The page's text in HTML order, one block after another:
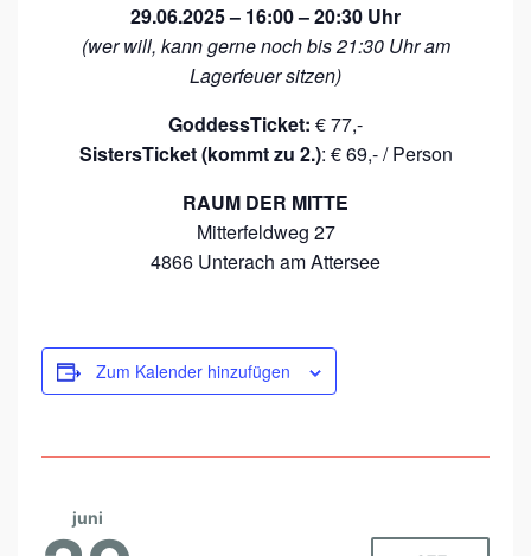
29.06.2025 – 16:00 – 20:30 Uhr
(wer will, kann gerne noch bis 21:30 Uhr am
Lagerfeuer sitzen)
GoddessTicket: € 77,-
SistersTicket (kommt zu 2.): € 69,- / Person
RAUM DER MITTE
Mitterfeldweg 27
4866 Unterach am Attersee
Zum Kalender hinzufügen
juni